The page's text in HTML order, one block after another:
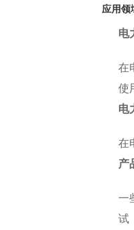
应用领
电
在
使
电
在
产
一
试